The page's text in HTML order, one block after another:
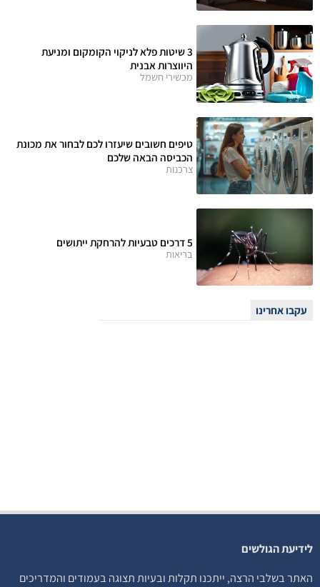
3 שיטות פלא לניקוי הקומקום ומניעת
היווצרות אבנית
מכשירי חשמל
טיפים חשובים שיעזרו לכם לבחור את מכונת
הכביסה הבאה שלכם
צרכנות
5 דרכים טבעיות להרחקת ייתושים
בריאות
עקבו אחרינו
לידיעת הגולשים
האתר בשלבי הרצה, ייתכנו תקלות ובעיות תצוגה בעמודים והמדריכים